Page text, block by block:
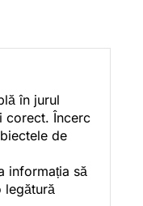
în jurul
corect. Încerc
de
informația să
legătură